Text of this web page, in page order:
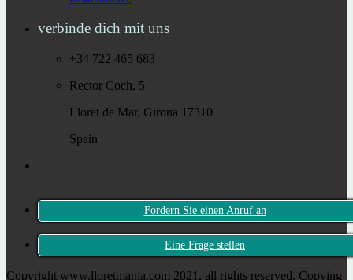
verbinde dich mit uns
+34 722 465 683
Rector Coch, 5
Lloret de Mar, Girona 17310
Spain
Fordern Sie einen Anruf an
Eine Frage stellen
Copyright www.lloretmania.com 2021, all rights reserved. Copying